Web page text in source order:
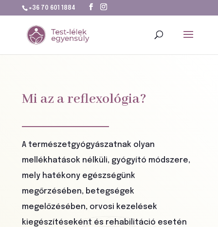
+36 70 601 1884
Mi az a reflexológia?
A természetgyógyászatnak olyan
mellékhatások nélküli, gyógyító módszere,
mely hatékony egészségünk
megőrzésében, betegségek
megelőzésében, orvosi kezelések
kiegészítéseként és rehabilitáció esetén